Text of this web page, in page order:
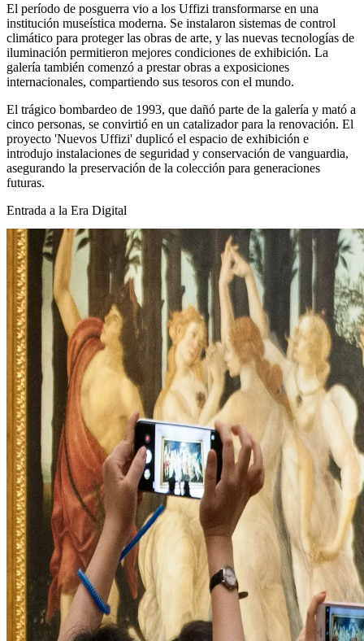
El período de posguerra vio a los Uffizi transformarse en una
institución museística moderna. Se instalaron sistemas de control
climático para proteger las obras de arte, y las nuevas tecnologías de
iluminación permitieron mejores condiciones de exhibición. La
galería también comenzó a prestar obras a exposiciones
internacionales, compartiendo sus tesoros con el mundo.
El trágico bombardeo de 1993, que dañó parte de la galería y mató a
cinco personas, se convirtió en un catalizador para la renovación. El
proyecto 'Nuevos Uffizi' duplicó el espacio de exhibición e
introdujo instalaciones de seguridad y conservación de vanguardia,
asegurando la preservación de la colección para generaciones
futuras.
Entrada a la Era Digital